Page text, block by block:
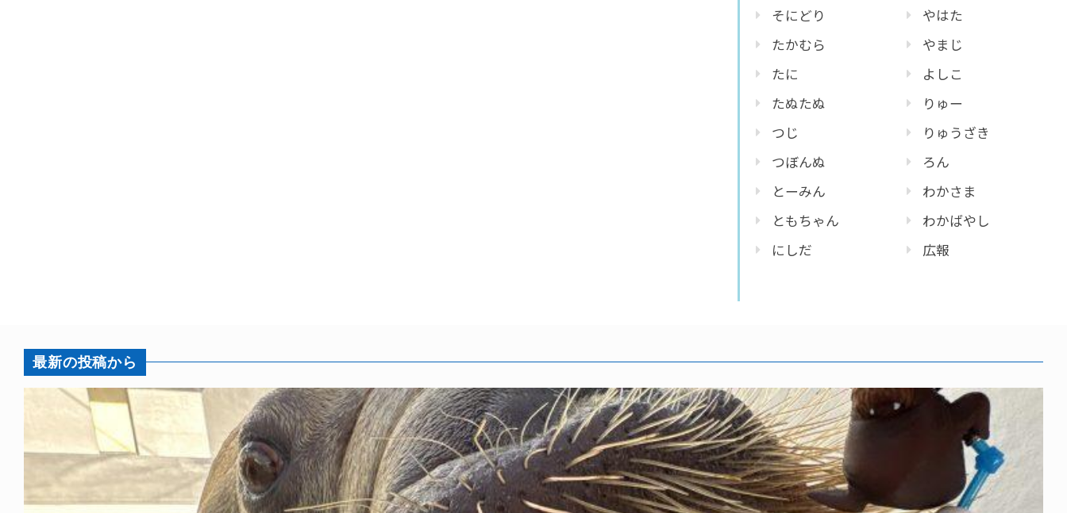
そにどり
たかむら
たに
たぬたぬ
つじ
つぼんぬ
とーみん
ともちゃん
にしだ
やはた
やまじ
よしこ
りゅー
りゅうざき
ろん
わかさま
わかばやし
広報
最新の投稿から